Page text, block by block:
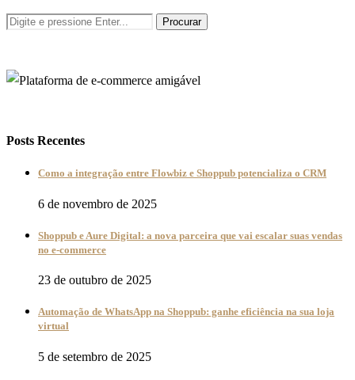
Posts Recentes
Como a integração entre Flowbiz e Shoppub potencializa o CRM
6 de novembro de 2025
Shoppub e Aure Digital: a nova parceira que vai escalar suas vendas
no e-commerce
23 de outubro de 2025
Automação de WhatsApp na Shoppub: ganhe eficiência na sua loja
virtual
5 de setembro de 2025